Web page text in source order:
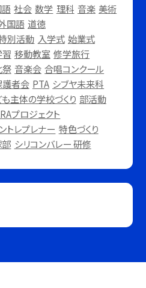
社会 数学 理科 音楽 美術
国語 道徳
別活動 入学式 始業式
移動教室 修学旅行
音楽会 合唱コンクール
護者会 PTA シブヤ未来科
主体の学校づくり 部活動
プロジェクト
トレプレナー 特色づくり
シリコンバレー 研修